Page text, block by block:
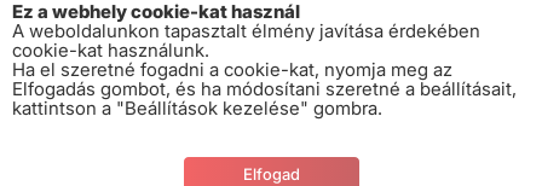
Ez a webhely cookie-kat használ
A weboldalunkon tapasztalt élmény javítása érdekében
cookie-kat használunk.
Ha el szeretné fogadni a cookie-kat, nyomja meg az
Elfogadás gombot, és ha módosítani szeretné a beállításait,
kattintson a "Beállítások kezelése" gombra.
Elfogad